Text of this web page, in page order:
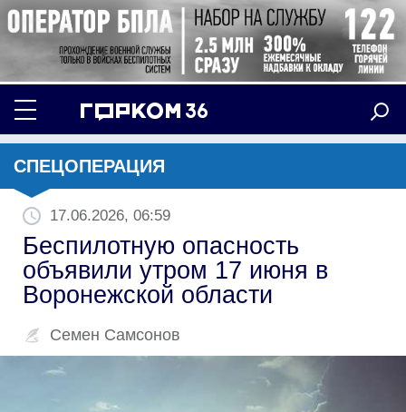
СПЕЦОПЕРАЦИЯ
17.06.2026, 06:59
Беспилотную опасность
объявили утром 17 июня в
Воронежской области
Семен Самсонов